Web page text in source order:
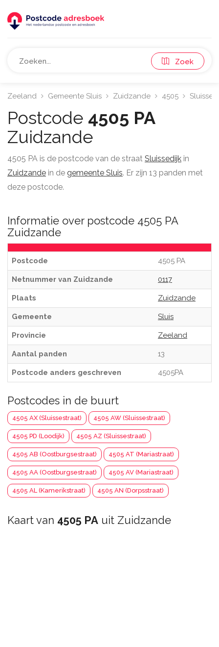
Zoek
Zeeland Gemeente Sluis Zuidzande 4505
Postcode 4505 PA
Zuidzande
4505 PA is de postcode van de straat Sluissedijk in
Zuidzande in de gemeente Sluis. Er zijn 13 panden met
deze postcode.
Informatie over postcode 4505 PA
Zuidzande
Postcode 4505 PA
Netnummer van Zuidzande 0117
Plaats Zuidzande
Gemeente Sluis
Provincie Zeeland
Aantal panden 13
Postcode anders geschreven 4505PA
Postcodes in de buurt
4505 AX (Sluissestraat) 4505 AW (Sluissestraat)
4505 PD (Loodijk) 4505 AZ (Sluissestraat)
4505 AB (Oostburgsestraat) 4505 AT (Mariastraat)
4505 AA (Oostburgsestraat) 4505 AV (Mariastraat)
4505 AL (Kamerikstraat) 4505 AN (Dorpsstraat)
Kaart van 4505 PA uit Zuidzande